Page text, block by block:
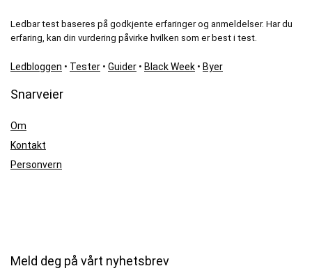
Ledbar test baseres på godkjente erfaringer og anmeldelser. Har du
erfaring, kan din vurdering påvirke hvilken som er best i test.
Ledbloggen • Tester • Guider • Black Week • Byer
Snarveier
Om
Kontakt
Personvern
Meld deg på vårt nyhetsbrev